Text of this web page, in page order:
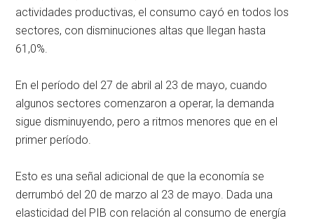
actividades productivas, el consumo cayó en todos los
sectores, con disminuciones altas que llegan hasta
61,0%.
En el período del 27 de abril al 23 de mayo, cuando
algunos sectores comenzaron a operar, la demanda
sigue disminuyendo, pero a ritmos menores que en el
primer período.
Esto es una señal adicional de que la economía se
derrumbó del 20 de marzo al 23 de mayo. Dada una
elasticidad del PIB con relación al consumo de energía